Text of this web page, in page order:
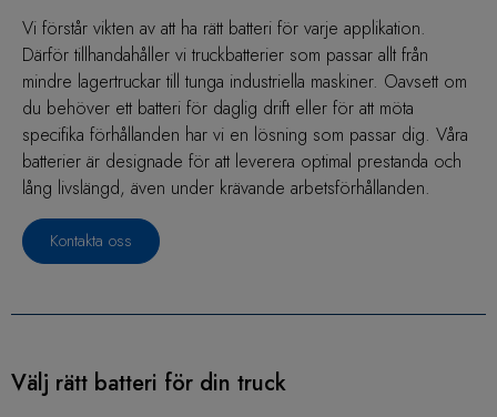
Kontakta oss
Vi förstår vikten av att ha rätt batteri för varje applikation.
Därför tillhandahåller vi truckbatterier som passar allt från
mindre lagertruckar till tunga industriella maskiner. Oavsett om
du behöver ett batteri för daglig drift eller för att möta
specifika förhållanden har vi en lösning som passar dig. Våra
batterier är designade för att leverera optimal prestanda och
lång livslängd, även under krävande arbetsförhållanden.
Välj rätt batteri för din truck